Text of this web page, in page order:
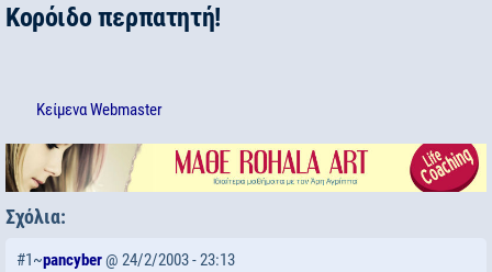
Κορόιδο περπατητή!
ΚείμεναWebmaster
Σχόλια:
#1~pancyber@ 24/2/2003 - 23:13